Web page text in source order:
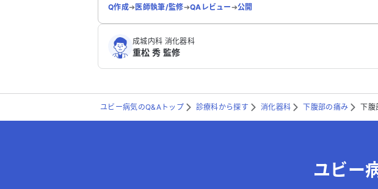
Q作成➔医師執筆/監修➔QAレビュー➔公開
成城内科 消化器科
重松 秀 監修
ユビー病気のQ&Aトップ 診療科から探す 消化器科 下腹部の痛み 下腹
ユビー